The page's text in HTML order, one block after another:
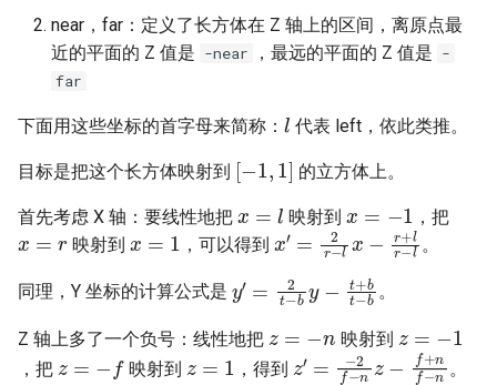
near，far：定义了长方体在 Z 轴上的区间，离原点最
近的平面的 Z 值是 -near ，最远的平面的 Z 值是 -
far
下面用这些坐标的首字母来简称： 代表 left，依此类推。
目标是把这个长方体映射到
[ 1 1]
的立方体上。
首先考虑 X 轴：要线性地把 映射到 ，把
x=r
映射到
x =1
，可以得到 x′=2r− lx +lr− l
。
同理，Y 坐标的计算公式是 y′ − t+b 。
Z 轴上多了一个负号：线性地把 映射到
，把
z= −
映射到
z=1
，得到 z′ =− 2f −n −f+n 。